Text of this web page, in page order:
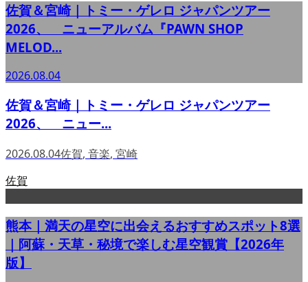
佐賀＆宮崎｜トミー・ゲレロ ジャパンツアー
2026、 ニューアルバム『PAWN SHOP
MELOD...
2026.08.04
佐賀＆宮崎｜トミー・ゲレロ ジャパンツアー
2026、 ニュー...
2026.08.04佐賀, 音楽, 宮崎
佐賀
熊本｜満天の星空に出会えるおすすめスポット8選
｜阿蘇・天草・秘境で楽しむ星空観賞【2026年
版】